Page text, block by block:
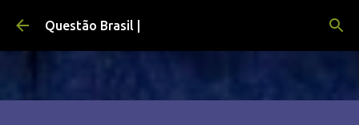
Pular para o conteúdo principal
Questão Brasil |